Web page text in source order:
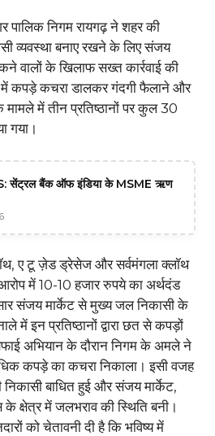
पालिक निगम रायगढ़ ने शहर की
व्यवस्था बनाए रखने के लिए संजय
वालों के खिलाफ सख्त कार्रवाई की
में कपड़े कचरा डालकर गंदगी फैलाने और
में तीन प्रतिष्ठानों पर कुल 30
गया।
सेंट्रल बैंक ऑफ इंडिया के MSME ऋण
ए टू ज़ेड ड्रेसेज और सर्वमंगला क्लॉथ
में 10-10 हजार रुपये का अर्थदंड
संजय मार्केट से मुख्य जल निकासी के
में इन प्रतिष्ठानों द्वारा छत से कपड़ों
अभियान के दौरान निगम के अमले ने
कपड़े का कचरा निकाला। इसी वजह
निकासी बाधित हुई और संजय मार्केट,
क्षेत्र में जलभराव की स्थिति बनी।
को चेतावनी दी है कि भविष्य में